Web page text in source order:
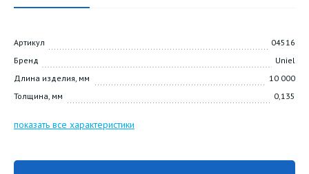
Артикул
04516
Бренд
Uniel
Длина изделия, мм
10 000
Толщина, мм
0,135
показать все характеристики